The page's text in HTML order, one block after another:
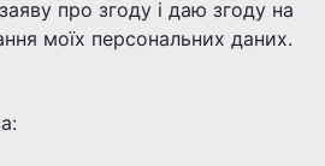
про згоду і даю згоду на
моїх персональних даних.